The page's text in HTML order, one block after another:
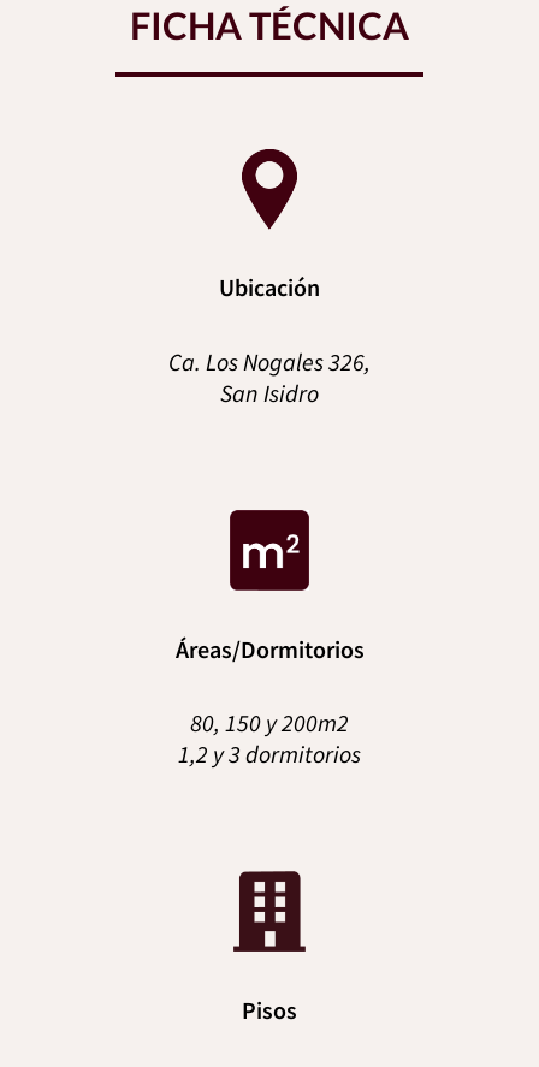
FICHA TÉCNICA
Ubicación
Ca. Los Nogales 326,
San Isidro
Áreas/Dormitorios
80, 150 y 200m2
1,2 y 3 dormitorios
Pisos